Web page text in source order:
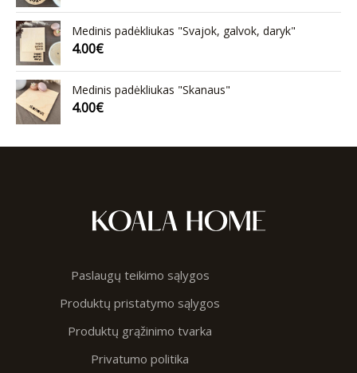
Medinis padėkliukas "Svajok, galvok, daryk"
4.00€
Medinis padėkliukas "Skanaus"
4.00€
Paslaugų teikimo sąlygos
Produktų pristatymo sąlygos
Produktų grąžinimo tvarka
Privatumo politika